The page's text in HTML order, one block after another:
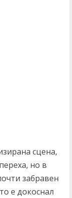
сцена,
но в
забравен
е докоснал